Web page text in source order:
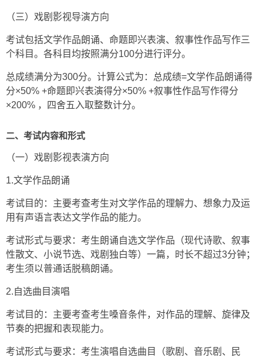
（三）戏剧影视导演方向
考试包括文学作品朗诵、命题即兴表演、叙事性作品写作三
个科目。各科目均按照满分100分进行评分。
总成绩满分为300分。计算公式为：总成绩=文学作品朗诵得
分×50% +命题即兴表演得分×50% +叙事性作品写作得分
×200% ，四舍五入取整数计分。
二、考试内容和形式
（一）戏剧影视表演方向
1.文学作品朗诵
考试目的：主要考查考生对文学作品的理解力、想象力及运
用有声语言表达文学作品的能力。
考试形式与要求：考生朗诵自选文学作品（现代诗歌、叙事
性散文、小说节选、戏剧独白等）一篇，时长不超过3分钟；
考生须以普通话脱稿朗诵。
2.自选曲目演唱
考试目的：主要考查考生嗓音条件，对作品的理解、旋律及
节奏的把握和表现能力。
考试形式与要求：考生演唱自选曲目（歌剧、音乐剧、民